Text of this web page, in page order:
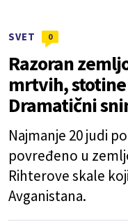
SVET 0
Razoran
mrtvih,
Dramatični
Najmanje 20 judi
povređeno u
Rihterove skale
Avganistana.